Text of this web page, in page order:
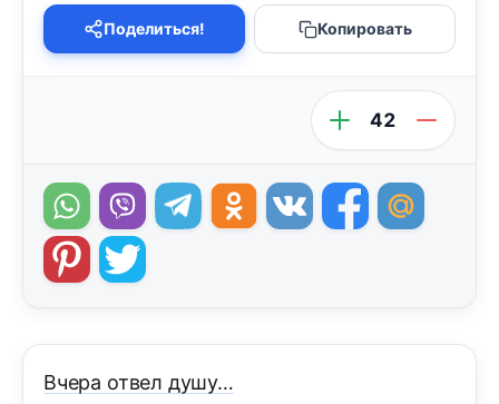
Поделиться! Копировать
42
Вчера отвел душу…